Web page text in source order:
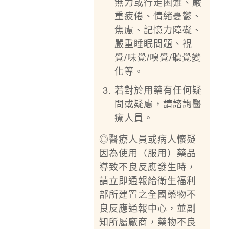
無力或行走困難、嚴
重疲倦、情緒憂鬱、
焦慮、記憶力障礙、
嚴重睡眠問題、視
覺/味覺/嗅覺/聽覺變
化等。
若對於用藥有任何疑
問或疑慮，請諮詢醫
療人員。
◎醫療人員或病人懷疑
因為使用（服用）藥品
導致不良反應發生時，
請立即通報給衛生福利
部所建置之全國藥物不
良反應通報中心，並副
知所屬廠商，藥物不良